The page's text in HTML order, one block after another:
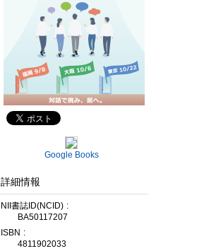
Google Books
詳細情報
NII書誌ID(NCID)
BA50117207
ISBN
4811902033